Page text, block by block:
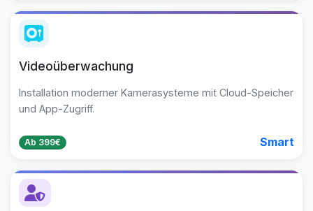
Videoüberwachung
Installation moderner Kamerasysteme mit Cloud-Speicher
und App-Zugriff.
Ab 399€ Smart